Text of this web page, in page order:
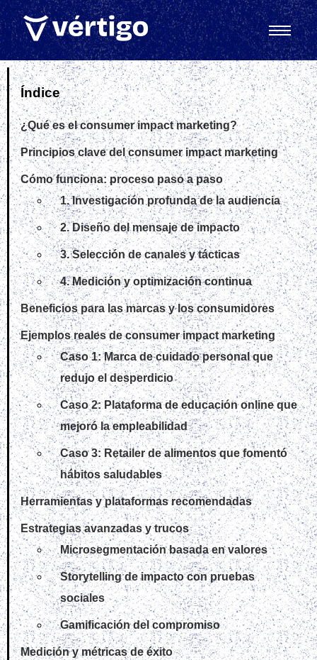
Índice
¿Qué es el consumer impact marketing?
Principios clave del consumer impact marketing
Cómo funciona: proceso paso a paso
1. Investigación profunda de la audiencia
2. Diseño del mensaje de impacto
3. Selección de canales y tácticas
4. Medición y optimización continua
Beneficios para las marcas y los consumidores
Ejemplos reales de consumer impact marketing
Caso 1: Marca de cuidado personal que
redujo el desperdicio
Caso 2: Plataforma de educación online que
mejoró la empleabilidad
Caso 3: Retailer de alimentos que fomentó
hábitos saludables
Herramientas y plataformas recomendadas
Estrategias avanzadas y trucos
Microsegmentación basada en valores
Storytelling de impacto con pruebas
sociales
Gamificación del compromiso
Medición y métricas de éxito